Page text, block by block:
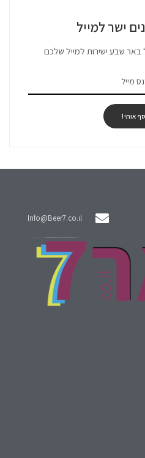
ישר למייל
באר שבע ישירות למייל שלכם
אותי!
Info@Beer7.co.il